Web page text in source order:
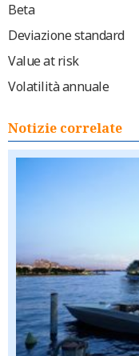
Beta
Deviazione standard
Value at risk
Volatilità annuale
Notizie correlate